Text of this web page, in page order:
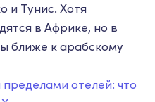
и Тунис. Хотя
в Африке, но в
ближе к арабскому
пределами отелей: что